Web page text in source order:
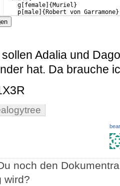
    g
female { Muriel }
    p
male { Robert von Garramone}
    child
Adalia und
hat. Da brauche
noch den
wird?